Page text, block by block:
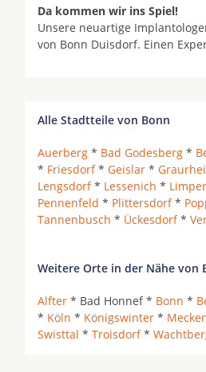
Da kommen wir ins Spiel!
Unsere neuartige
von Bonn Duisdorf. Einen
Alle Stadtteile von Bonn
Auerberg * Bad Godesberg *
* Friesdorf* Geislar *
Lengsdorf* Lessenich *
Pennenfeld * Plittersdorf*
Tannenbusch * Ückesdorf*
Weitere Orte in der Nähe von
Alfter * Bad Honnef * Bonn *
* Köln * Königswinter *
Swisttal * Troisdorf*